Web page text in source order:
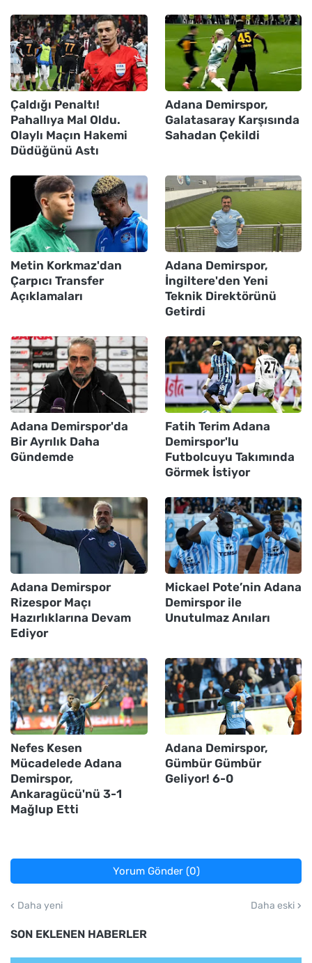
Çaldığı Penaltı!
Pahallıya Mal Oldu.
Olaylı Maçın Hakemi
Düdüğünü Astı
Adana Demirspor,
Galatasaray Karşısında
Sahadan Çekildi
Metin Korkmaz'dan
Çarpıcı Transfer
Açıklamaları
Adana Demirspor,
İngiltere'den Yeni
Teknik Direktörünü
Getirdi
Adana Demirspor'da
Bir Ayrılık Daha
Gündemde
Fatih Terim Adana
Demirspor'lu
Futbolcuyu Takımında
Görmek İstiyor
Adana Demirspor
Rizespor Maçı
Hazırlıklarına Devam
Ediyor
Mickael Pote’nin Adana
Demirspor ile
Unutulmaz Anıları
Nefes Kesen
Mücadelede Adana
Demirspor,
Ankaragücü'nü 3-1
Mağlup Etti
Adana Demirspor,
Gümbür Gümbür
Geliyor! 6-0
Yorum Gönder (0)
Daha yeni Daha eski
SON EKLENEN HABERLER